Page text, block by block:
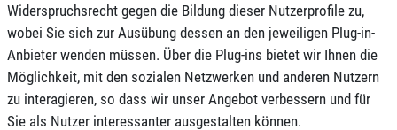
Widerspruchsrecht gegen die Bildung dieser Nutzerprofile zu,
wobei Sie sich zur Ausübung dessen an den jeweiligen Plug-in-
Anbieter wenden müssen. Über die Plug-ins bietet wir Ihnen die
Möglichkeit, mit den sozialen Netzwerken und anderen Nutzern
zu interagieren, so dass wir unser Angebot verbessern und für
Sie als Nutzer interessanter ausgestalten können.